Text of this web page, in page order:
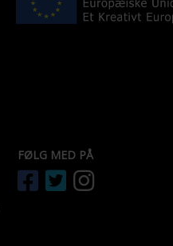
FØLG MED PÅ